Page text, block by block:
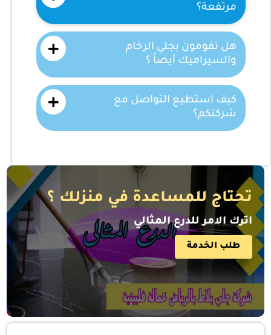
مرتفعة؟
هل تقومون بجلي الرخام
والسيراميك أيضاً ؟
كيف استطيع التواصل مع
شركتكم؟
تحتاج للمساعدة في منزلك ؟
اترك الامر للدرع المثالي
طلب الخدمة